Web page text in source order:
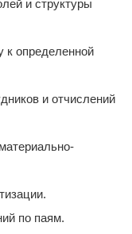
и структуры
к определенной
и отчислений
по паям.